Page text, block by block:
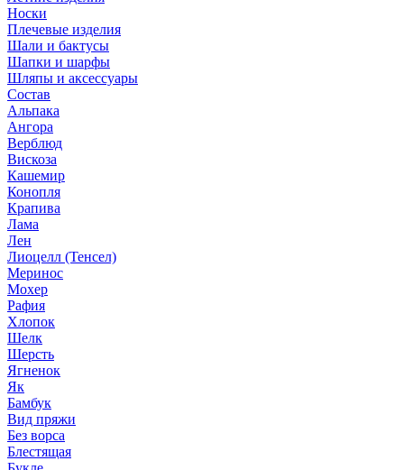
Носки
Плечевые изделия
Шали и бактусы
Шапки и шарфы
Шляпы и аксессуары
Состав
Альпака
Ангора
Верблюд
Вискоза
Кашемир
Конопля
Крапива
Лама
Лен
Лиоцелл (Тенсел)
Меринос
Мохер
Рафия
Хлопок
Шелк
Шерсть
Ягненок
Як
Бамбук
Вид пряжи
Без ворса
Блестящая